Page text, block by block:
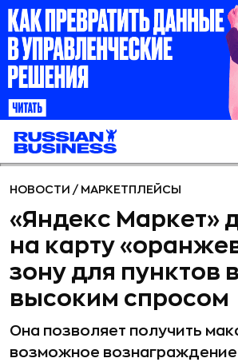
НОВОСТИ / МАРКЕТПЛЕЙСЫ
«Яндекс Маркет»
на карту
зону для пунктов
высоким спросом
Она позволяет получить
возможное вознаграждение